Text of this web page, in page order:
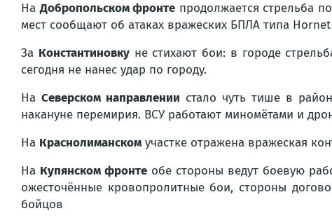
НаДобропольском фронте продолжается стрельба
мест сообщают об атаках вражеских БПЛА типа
За Константиновкуне стихают бои: в городе
сегодня не нанес удар по городу.
На Северском направлении стало чуть тише в
накануне перемирия. ВСУ работают миномётами и
На Краснолиманском участке отражена вражеская
На Купянском фронтеобе стороны ведут боевую
ожесточённые кровопролитные бои, стороны
бойцов